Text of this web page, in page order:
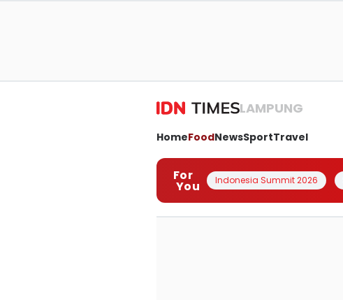
LAMPUNG
HomeFoodNewsSportTravel
For
You Indonesia Summit 2026